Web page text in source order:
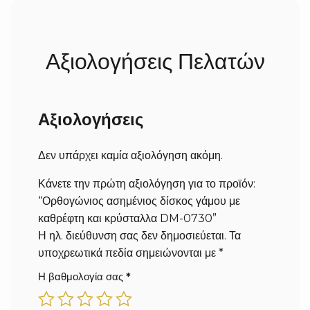
παραγγελίας σας. Σε περίπτωση που ήδη έχουμε
(σε 1-3 εργάσιμες ημέρες επιπλέον, ανάλογα με την
περιοχή και τον νομό σας).
Αξιολογήσεις Πελατών
Αξιολογήσεις
Δεν υπάρχει καμία αξιολόγηση ακόμη.
Κάνετε την πρώτη αξιολόγηση για το προϊόν:
“Ορθογώνιος ασημένιος δίσκος γάμου με
καθρέφτη και κρύσταλλα DM-0730”
Η ηλ. διεύθυνση σας δεν δημοσιεύεται. Τα
υποχρεωτικά πεδία σημειώνονται με *
Η βαθμολογία σας *